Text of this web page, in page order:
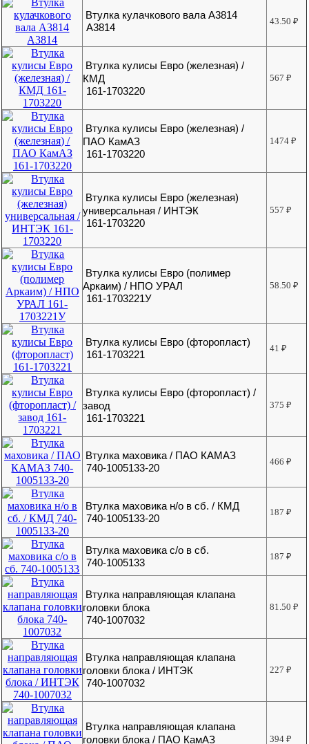
Втулка кулачкового вала А3814
А3814
43.50₽
Втулка кулисы Евро (железная) /
КМД
161-1703220
567₽
Втулка кулисы Евро (железная) /
ПАО КамАЗ
161-1703220
1474₽
Втулка кулисы Евро (железная)
универсальная / ИНТЭК
161-1703220
557₽
Втулка кулисы Евро (полимер
Аркаим) / НПО УРАЛ
161-1703221У
58.50₽
Втулка кулисы Евро (фторопласт)
161-1703221
41₽
Втулка кулисы Евро (фторопласт) /
завод
161-1703221
375₽
Втулка маховика / ПАО КАМАЗ
740-1005133-20
466₽
Втулка маховика н/о в сб. / КМД
740-1005133-20
187₽
Втулка маховика с/о в сб.
740-1005133
187₽
Втулка направляющая клапана
головки блока
740-1007032
81.50₽
Втулка направляющая клапана
головки блока / ИНТЭК
740-1007032
227₽
Втулка направляющая клапана
головки блока / ПАО КамАЗ
394₽